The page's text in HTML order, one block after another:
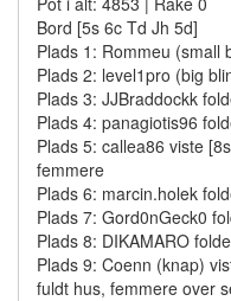
Bord [5s 6c Td Jh 5d]
Plads 1: Rommeu (small
Plads 2: level1pro (big
Plads 3: JJBraddockk
Plads 4: panagiotis96
Plads 5: callea86 viste
femmere
Plads 6: marcin.holek
Plads 7: Gord0nGeck0
Plads 8: DIKAMARO
Plads 9: Coenn (knap)
fuldt hus, femmere over